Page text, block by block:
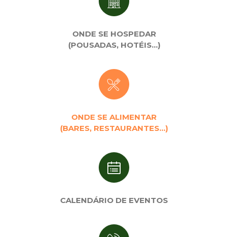
ONDE SE HOSPEDAR
(POUSADAS, HOTÉIS…)
ONDE SE ALIMENTAR
(BARES, RESTAURANTES…)
CALENDÁRIO DE EVENTOS